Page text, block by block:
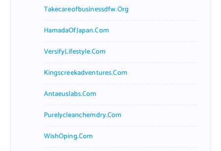
Takecareofbusinessdfw.org
HamadaOfJapan.com
VersifyLifestyle.com
Kingscreekadventures.com
Antaeuslabs.com
Purelycleanchemdry.com
WishOping.com